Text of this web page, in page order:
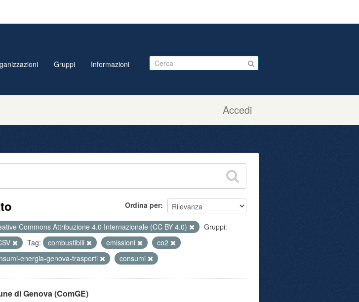
Accedi
Gruppi Informazioni
Ordina per
Commons Attribuzione 4.0 Internazionale (CC BY 4.0)
Gruppi:
Tag: combustibili emissioni
co2
energia-genova-trasporti consumi
di Genova (ComGE)